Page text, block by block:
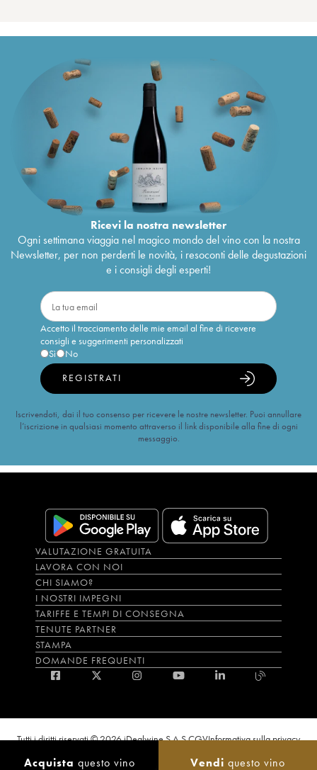
Acquista questo vino Vendi questo vino
Ricevi la nostra newsletter
Ogni settimana viaggia nel magico mondo del vino con la nostra
Newsletter, per non perderti le novità, i resoconti delle degustazioni
e i consigli degli esperti!
Accetto il tracciamento delle mie email al fine di ricevere
consigli e suggerimenti personalizzati
Sì
No
REGISTRATI
Iscrivendoti, dai il tuo consenso per ricevere le nostre newsletter. Puoi annullare
l’iscrizione in qualsiasi momento attraverso il link disponibile alla fine di ogni
messaggio.
VALUTAZIONE GRATUITA
LAVORA CON NOI
CHI SIAMO?
I NOSTRI IMPEGNI
TARIFFE E TEMPI DI CONSEGNA
TENUTE PARTNER
STAMPA
DOMANDE FREQUENTI
Tutti i diritti riservati © 2026 iDealwine S.A.S.CGVInformativa sulla privacy
sito e dei servizi annessi è riservato solo agli utenti maggiorenni.